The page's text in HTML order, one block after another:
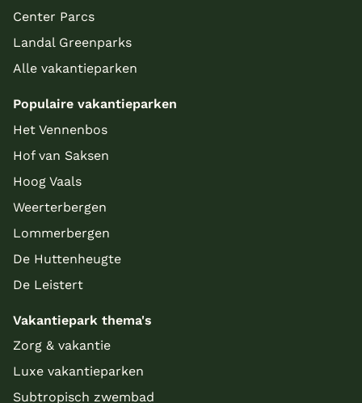
Center Parcs
Landal Greenparks
Alle vakantieparken
Populaire vakantieparken
Het Vennenbos
Hof van Saksen
Hoog Vaals
Weerterbergen
Lommerbergen
De Huttenheugte
De Leistert
Vakantiepark thema's
Zorg & vakantie
Luxe vakantieparken
Subtropisch zwembad